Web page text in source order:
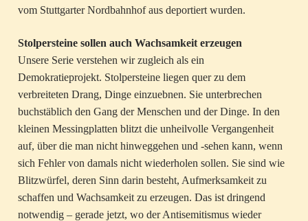
vom Stuttgarter Nordbahnhof aus deportiert wurden.
Stolpersteine sollen auch Wachsamkeit erzeugen
Unsere Serie verstehen wir zugleich als ein
Demokratieprojekt. Stolpersteine liegen quer zu dem
verbreiteten Drang, Dinge einzuebnen. Sie unterbrechen
buchstäblich den Gang der Menschen und der Dinge. In den
kleinen Messingplatten blitzt die unheilvolle Vergangenheit
auf, über die man nicht hinweggehen und -sehen kann, wenn
sich Fehler von damals nicht wiederholen sollen. Sie sind wie
Blitzwürfel, deren Sinn darin besteht, Aufmerksamkeit zu
schaffen und Wachsamkeit zu erzeugen. Das ist dringend
notwendig – gerade jetzt, wo der Antisemitismus wieder